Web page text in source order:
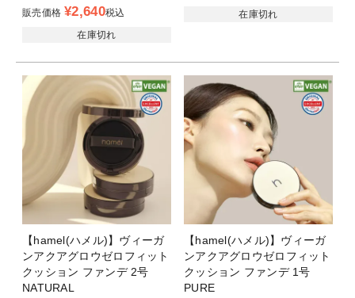
販売価格 ¥2,640税込
在庫切れ
在庫切れ
【hamel(ハメル)】ヴィーガ
ンアクアグロウゼロフィット
クッション ファンデ 2号
NATURAL
【hamel(ハメル)】ヴィーガ
ンアクアグロウゼロフィット
クッション ファンデ 1号
PURE